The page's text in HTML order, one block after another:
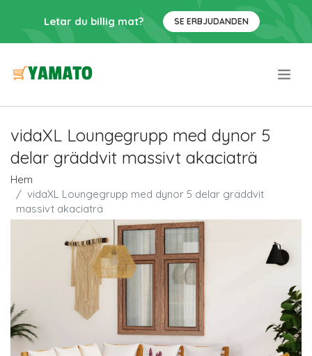
Letar du billig mat? SE ERBJUDANDEN
vidaXL Loungegrupp med dynor 5
delar gräddvit massivt akaciaträ
Hem
vidaXL Loungegrupp med dynor 5 delar gräddvit
massivt akaciaträ